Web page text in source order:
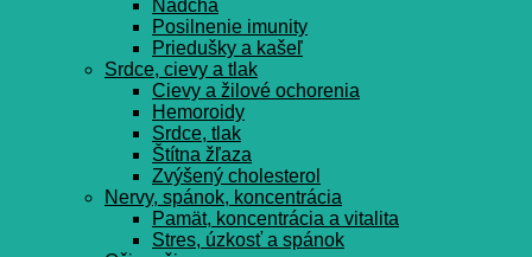
Nádcha
Posilnenie imunity
Priedušky a kašeľ
Srdce, cievy a tlak
Cievy a žilové ochorenia
Hemoroidy
Srdce, tlak
Štítna žľaza
Zvýšený cholesterol
Nervy, spánok, koncentrácia
Pamät, koncentrácia a vitalita
Stres, úzkosť a spánok